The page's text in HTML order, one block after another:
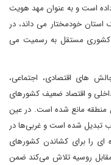
است و به عنوان مهد هویت
خودمختار می داند، در
به عنوان کشوری مستقل به رسمیت می
های اقتصادی، اجتماعی،
و اقتصاد ضعیف کشورهای
منطقه مانع شده است. در عین
تبدیل شده است و غربی‌ها در
ای را برای کشاندن کشورهای
مقابل روسیه تلاش می‌کند ضمن